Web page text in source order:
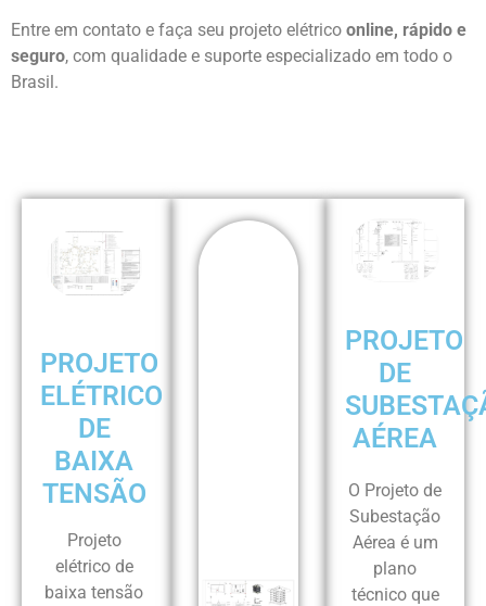
Entre em contato e faça seu projeto elétrico online, rápido e
seguro, com qualidade e suporte especializado em todo o
Brasil.
PROJETO
ELÉTRICO
DE
BAIXA
TENSÃO
Projeto
elétrico de
baixa tensão
PROJETO
DE
AÉREA
O Projeto de
Subestação
Aérea é um
plano
técnico que